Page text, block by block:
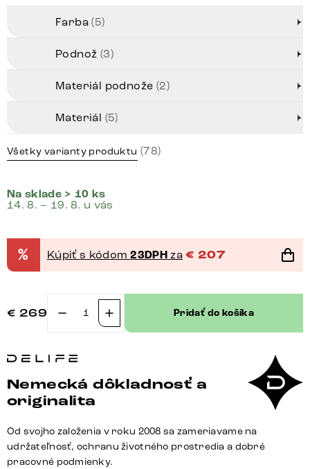
Farba(5)
Podnož (3)
Materiál podnože (2)
Materiál (5)
Všetky varianty produktu (78)
Na sklade > 10 ks
14. 8. – 19. 8. u vás
% Kúpiť s kódom23DPH za € 207
€ 269
množstvo
stolička
Flex
barančekový
potah
béžová
otočná
Pridať do košíka
Nemecká dôkladnosť a
originalita
Od svojho založenia v roku 2008 sa zameriavame na
udržateľnosť, ochranu životného prostredia a dobré
pracovné podmienky.